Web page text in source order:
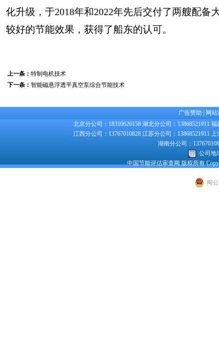
化升级，于2018年和2022年先后交付了两艘配备
较好的节能效果，获得了船东的认可。
上一条： 特制电机技术
下一条： 智能磁悬浮透平真空泵综合节能技术
广告赞助
网
北京分公司：18310620158 湖北分公司：13868521911
江西分公司：13767010828 江苏分公司：13868521911
湖南分公司：
公司地
中国节能评估审查网 版权所有
闽